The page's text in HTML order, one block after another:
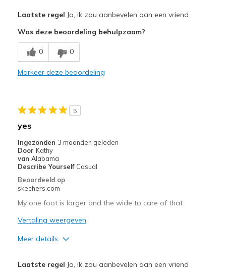
Comfortable
Minpunten
Need Break In
Casual Wear
Sizing
View On Shoes
Shoes are for Wearing
Laatste regel Ja, ik zou aanbevelen aan een vriend
Was deze beoordeling behulpzaam?
0 0
Markeer deze beoordeling
5
yes
Ingezonden 3 maanden geleden
Door Kathy
van Alabama
Describe Yourself Casual
Beoordeeld op
skechers.com
My one foot is larger and the wide to care of that
Vertaling weergeven
Meer details
Laatste regel Ja, ik zou aanbevelen aan een vriend